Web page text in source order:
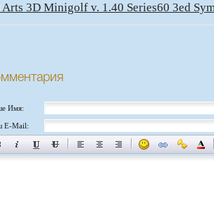
Arts 3D Minigolf v. 1.40 Series60 3ed
Имя:
E-Mail: